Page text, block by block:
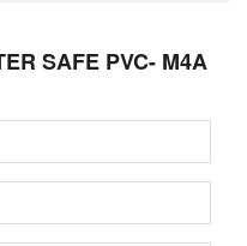
SAFE PVC- M4A